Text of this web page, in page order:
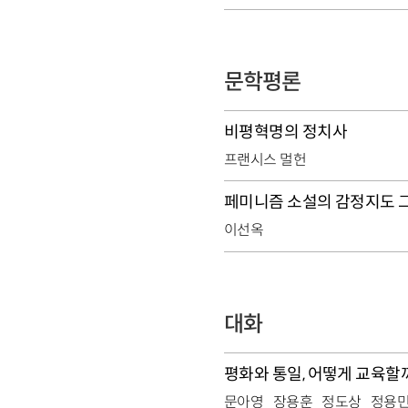
문학평론
비평혁명의 정치사
프랜시스 멀헌
페미니즘 소설의 감정지도
이선옥
대화
평화와 통일, 어떻게 교육할
문아영 장용훈 정도상 정용민